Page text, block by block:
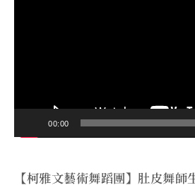
00:00
【柯雅文藝術舞蹈團】肚皮舞